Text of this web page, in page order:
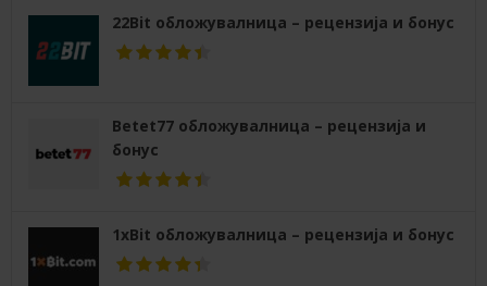
22Bit обложувалница – рецензија и бонус
Betet77 обложувалница – рецензија и
бонус
1xBit обложувалница – рецензија и бонус